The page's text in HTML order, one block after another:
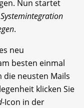
Nun startet
Systemintegration
.
neu
besten einmal
die neusten Mails
klicken Sie
-Icon in der